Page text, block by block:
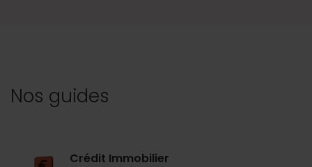
Nos guides
Crédit Immobilier